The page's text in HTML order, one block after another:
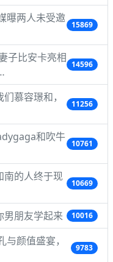
曝两人未受邀
15869
子比安卡亮相
14596
慕容璟和，
11256
和吹牛
10761
南的人终于现
10669
男朋友学起来 10016
颜值盛宴，
9783